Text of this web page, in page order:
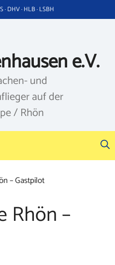
DHV · HLB · LSBH
e.V.
und
auf der
/ Rhön
– Gastpilot
Rhön –